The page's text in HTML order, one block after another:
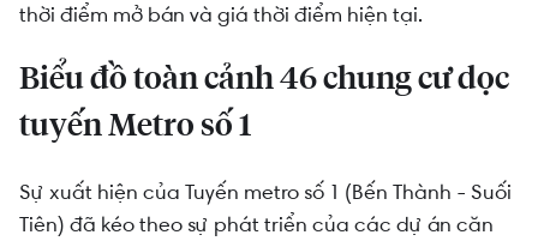
thời điểm mở bán và giá thời điểm hiện tại.
Biểu đồ toàn cảnh 46 chung cư dọc
tuyến Metro số 1
Sự xuất hiện của Tuyến metro số 1 (Bến Thành - Suối
Tiên) đã kéo theo sự phát triển của các dự án căn